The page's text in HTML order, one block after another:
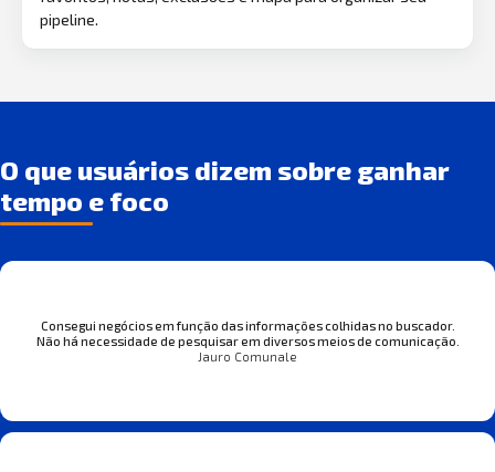
pipeline.
O que usuários dizem sobre ganhar
tempo e foco
Consegui negócios em função das informações colhidas no buscador.
Não há necessidade de pesquisar em diversos meios de comunicação.
Jauro Comunale